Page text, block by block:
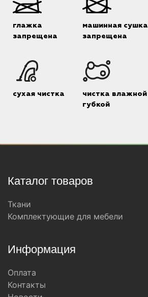
глажка
запрещена
машинная сушка
запрещена
сухая чистка
чистка влажной
губкой
Каталог товаров
Ткани
Комплектующие для мебели
Информация
Оплата
Контакты